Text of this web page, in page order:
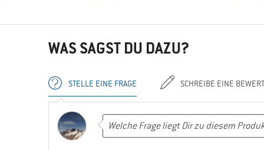
WAS SAGST DU DAZU?
STELLE EINE FRAGE SCHREIBE EINE